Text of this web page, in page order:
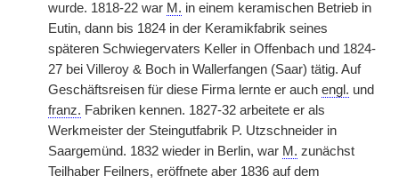
wurde. 1818-22 war M. in einem keramischen Betrieb in
Eutin, dann bis 1824 in der Keramikfabrik seines
späteren Schwiegervaters Keller in Offenbach und 1824-
27 bei Villeroy & Boch in Wallerfangen (Saar) tätig. Auf
Geschäftsreisen für diese Firma lernte er auch engl. und
franz. Fabriken kennen. 1827-32 arbeitete er als
Werkmeister der Steingutfabrik P. Utzschneider in
Saargemünd. 1832 wieder in Berlin, war M. zunächst
Teilhaber Feilners, eröffnete aber 1836 auf dem